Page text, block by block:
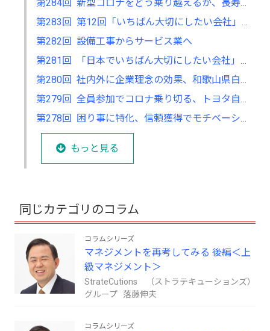
第282回 設備工事からサービス業へ
もっと見る
同じカテゴリのコラム
コラムシリーズ
マネジメントを再考してみる 後編＜上
級マネジメント＞
StrateCutions （ストラテキューションズ）
グループ 落藤伸夫
コラムシリーズ